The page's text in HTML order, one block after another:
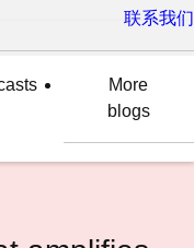
联系我们
More
blogs